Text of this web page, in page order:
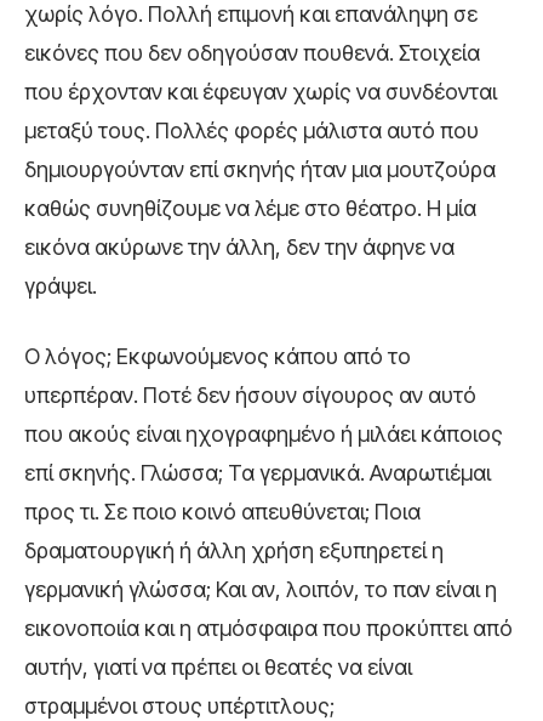
χωρίς λόγο. Πολλή επιμονή και επανάληψη σε
εικόνες που δεν οδηγούσαν πουθενά. Στοιχεία
που έρχονταν και έφευγαν χωρίς να συνδέονται
μεταξύ τους. Πολλές φορές μάλιστα αυτό που
δημιουργούνταν επί σκηνής ήταν μια μουτζούρα
καθώς συνηθίζουμε να λέμε στο θέατρο. Η μία
εικόνα ακύρωνε την άλλη, δεν την άφηνε να
γράψει.
Ο λόγος; Εκφωνούμενος κάπου από το
υπερπέραν. Ποτέ δεν ήσουν σίγουρος αν αυτό
που ακούς είναι ηχογραφημένο ή μιλάει κάποιος
επί σκηνής. Γλώσσα; Τα γερμανικά. Αναρωτιέμαι
προς τι. Σε ποιο κοινό απευθύνεται; Ποια
δραματουργική ή άλλη χρήση εξυπηρετεί η
γερμανική γλώσσα; Και αν, λοιπόν, το παν είναι η
εικονοποιία και η ατμόσφαιρα που προκύπτει από
αυτήν, γιατί να πρέπει οι θεατές να είναι
στραμμένοι στους υπέρτιτλους;